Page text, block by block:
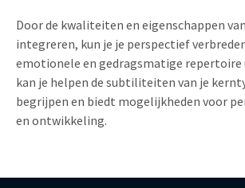
Door de kwaliteiten en eigenschappen
integreren, kun je je perspectief
emotionele en gedragsmatige repertoire
kan je helpen de subtiliteiten van je
begrijpen en biedt mogelijkheden voor
en ontwikkeling.